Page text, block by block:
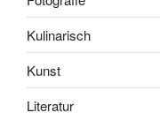
Kulinarisch
Kunst
Literatur